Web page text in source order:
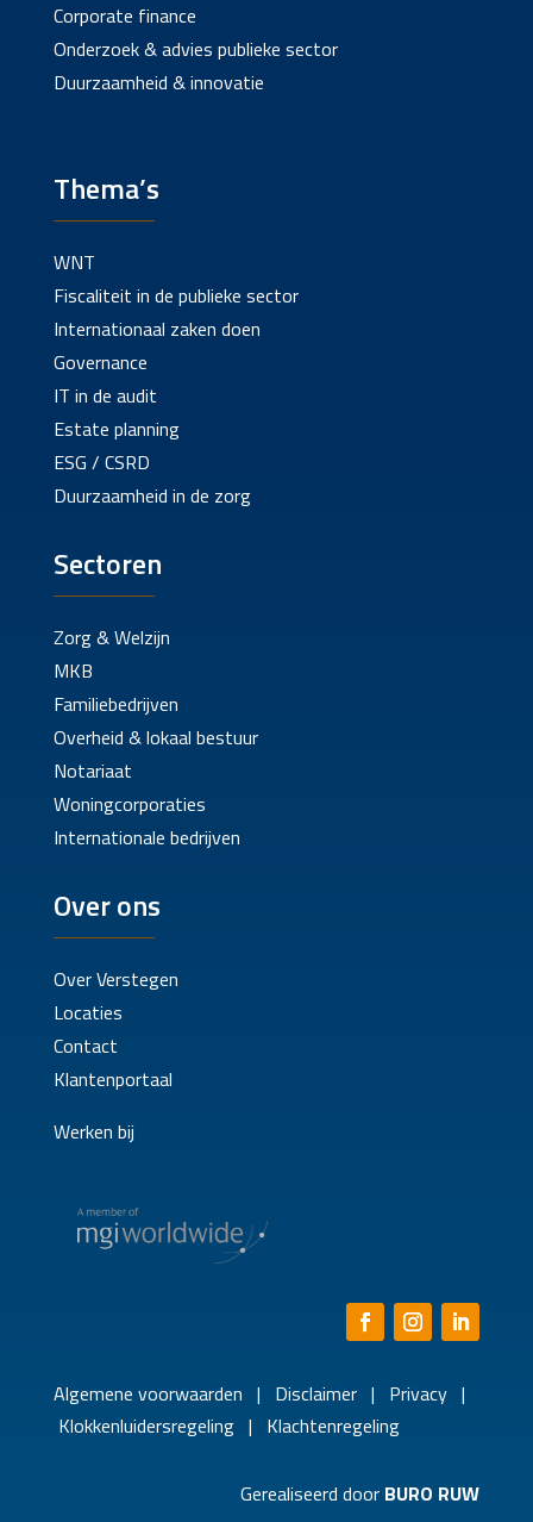
Corporate finance
Onderzoek & advies publieke sector
Duurzaamheid & innovatie
Thema’s
WNT
Fiscaliteit in de publieke sector
Internationaal zaken doen
Governance
IT in de audit
Estate planning
ESG / CSRD
Duurzaamheid in de zorg
Sectoren
Zorg & Welzijn
MKB
Familiebedrijven
Overheid & lokaal bestuur
Notariaat
Woningcorporaties
Internationale bedrijven
Over ons
Over Verstegen
Locaties
Contact
Klantenportaal
Werken bij
Algemene voorwaarden | Disclaimer| Privacy|
Klokkenluidersregeling| Klachtenregeling
Gerealiseerd door BURO RUW